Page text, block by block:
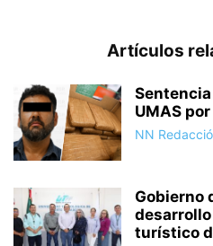
Artículos
Sentencia
UMAS
NN
Gobierno
turístico